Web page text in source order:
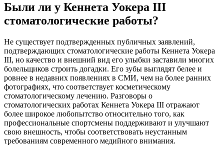
Были ли у Кеннета Уокера III
стоматологические работы?
Не существует подтвержденных публичных заявлений,
подтверждающих стоматологические работы Кеннета Уокера
III, но качество и внешний вид его улыбки заставили многих
болельщиков строить догадки. Его зубы выглядят белее и
ровнее в недавних появлениях в СМИ, чем на более ранних
фотографиях, что соответствует косметическому
стоматологическому лечению. Разговоры о
стоматологических работах Кеннета Уокера III отражают
более широкое любопытство относительно того, как
профессиональные спортсмены поддерживают и улучшают
свою внешность, чтобы соответствовать неустанным
требованиям современного медийного внимания.